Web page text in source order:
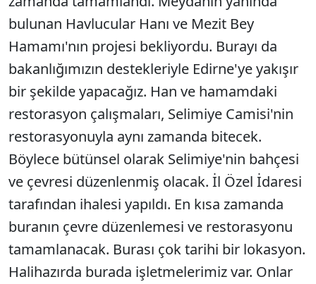
bulunan Havlucular Hanı ve Mezit Bey
Hamamı'nın projesi bekliyordu. Burayı da
bakanlığımızın destekleriyle Edirne'ye yakışır
bir şekilde yapacağız. Han ve hamamdaki
restorasyon çalışmaları, Selimiye Camisi'nin
restorasyonuyla aynı zamanda bitecek.
Böylece bütünsel olarak Selimiye'nin bahçesi
ve çevresi düzenlenmiş olacak. İl Özel İdaresi
tarafından ihalesi yapıldı. En kısa zamanda
buranın çevre düzenlemesi ve restorasyonu
tamamlanacak. Burası çok tarihi bir lokasyon.
Halihazırda burada işletmelerimiz var. Onlar